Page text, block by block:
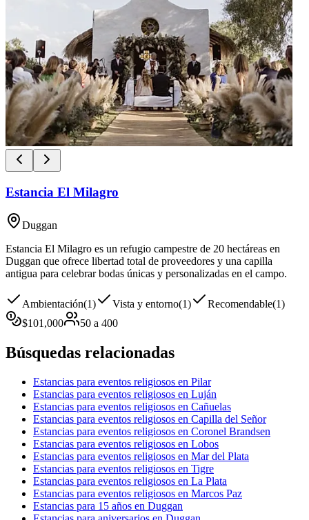
Estancia El Milagro
Duggan
Estancia El Milagro es un refugio campestre de 20 hectáreas en
Duggan que ofrece libertad total de proveedores y una capilla
antigua para celebrar bodas únicas y personalizadas en el campo.
Ambientación(1) Vista y entorno(1) Recomendable(1)
$101,000 50 a 400
Búsquedas relacionadas
Estancias para eventos religiosos en Pilar
Estancias para eventos religiosos en Luján
Estancias para eventos religiosos en Cañuelas
Estancias para eventos religiosos en Capilla del Señor
Estancias para eventos religiosos en Coronel Brandsen
Estancias para eventos religiosos en Lobos
Estancias para eventos religiosos en Mar del Plata
Estancias para eventos religiosos en Tigre
Estancias para eventos religiosos en La Plata
Estancias para eventos religiosos en Marcos Paz
Estancias para 15 años en Duggan